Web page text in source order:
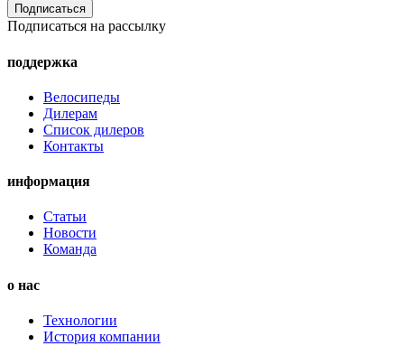
Подписаться на рассылку
поддержка
Велосипеды
Дилерам
Список дилеров
Контакты
информация
Статьи
Новости
Команда
о нас
Технологии
История компании